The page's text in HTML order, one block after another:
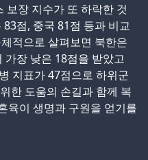
보장 지수가 또 하락한 것
점, 중국 81점 등과 비교
적으로 살펴보면 북한은
가장 낮은 18점을 받았고
지표가 47점으로 하위군
한 도움의 손길과 함께 복
육이 생명과 구원을 얻기를